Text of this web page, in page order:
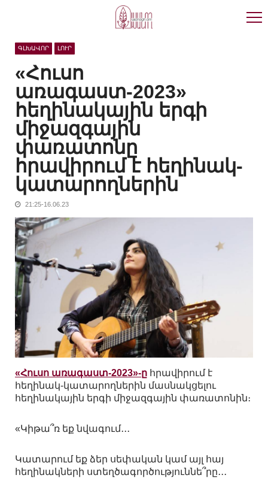
ԳԼԽԱՎՈՐ ԼՈՒՐ
«Հուսո
առագաստ-2023»
հեղինակային երգի
միջազգային
փառատոնը
հրավիրում է հեղինակ-
կատարողներին
21:25-16.06.23
«Հուսո առագաստ-2023»-ը հրավիրում է
հեղինակ-կատարողներին մասնակցելու
հեղինակային երգի միջազգային փառատոնին։
«Կիթա՞ռ եք նվագում․․․
Կատարում եք ձեր սեփական կամ այլ հայ
հեղինակների ստեղծագործություննե՞րը․․․